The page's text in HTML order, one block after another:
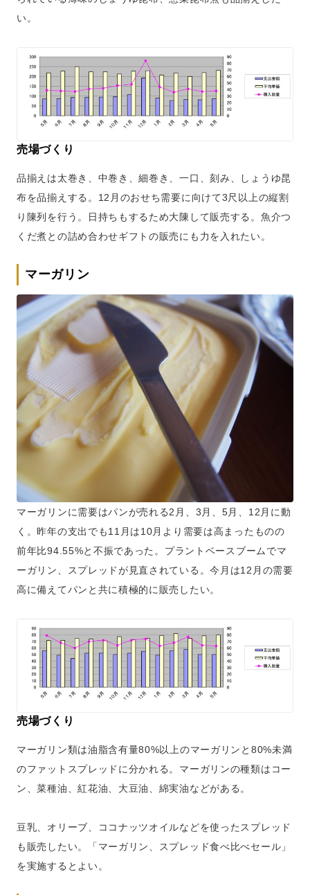
い。
売場づくり
品揃えは太巻き、中巻き、細巻き、一口、刻み、しょうゆ昆
布を品揃えする。12月のおせち需要に向けて3尺以上の縦割
り陳列を行う。日持ちもするため大陳して販売する。魚介つ
くだ煮との詰め合わせギフトの販売にも力を入れたい。
マーガリン
マーガリンに需要はパンが売れる2月、3月、5月、12月に動
く。昨年の支出でも11月は10月より需要は高まったものの
前年比94.55%と不振であった。プラントベースブームでマ
ーガリン、スプレッドが見直されている。今月は12月の需要
高に備えてパンと共に積極的に販売したい。
売場づくり
マーガリン類は油脂含有量80%以上のマーガリンと80%未満
のファットスプレッドに分かれる。マーガリンの種類はコー
ン、菜種油、紅花油、大豆油、綿実油などがある。
豆乳、オリーブ、ココナッツオイルなどを使ったスプレッド
も販売したい。「マーガリン、スプレッド食べ比べセール」
を実施するとよい。